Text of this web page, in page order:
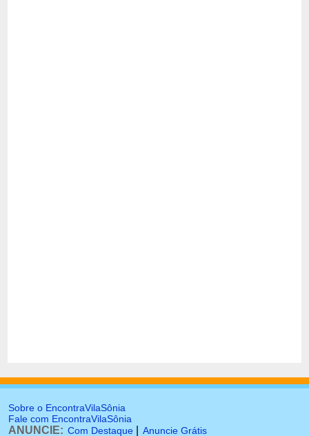
Sobre o EncontraVilaSônia
Fale com EncontraVilaSônia
ANUNCIE: Com Destaque Anuncie Grátis